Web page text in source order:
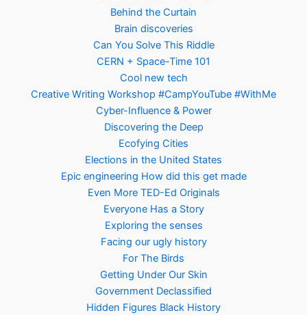
Behind the Curtain
Brain discoveries
Can You Solve This Riddle
CERN + Space-Time 101
Cool new tech
Creative Writing Workshop #CampYouTube #WithMe
Cyber-Influence & Power
Discovering the Deep
Ecofying Cities
Elections in the United States
Epic engineering How did this get made
Even More TED-Ed Originals
Everyone Has a Story
Exploring the senses
Facing our ugly history
For The Birds
Getting Under Our Skin
Government Declassified
Hidden Figures Black History